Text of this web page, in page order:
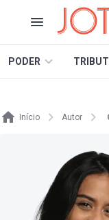
PODER
Início Autor